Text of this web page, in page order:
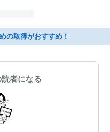
の取得がおすすめ！
者になる